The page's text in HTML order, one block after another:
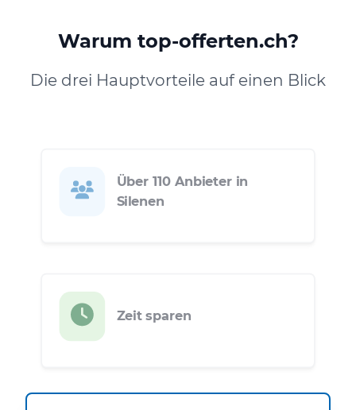
Warum top-offerten.ch?
Die drei Hauptvorteile auf einen Blick
Über 110 Anbieter in
Silenen
Zeit sparen